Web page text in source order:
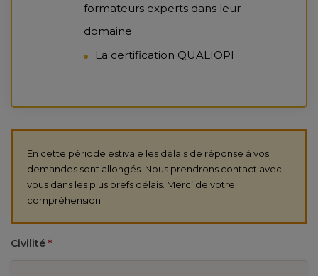
formateurs experts dans leur
domaine
La certification QUALIOPI
En cette période estivale les délais de réponse à vos
demandes sont allongés. Nous prendrons contact avec
vous dans les plus brefs délais. Merci de votre
compréhension.
Civilité *